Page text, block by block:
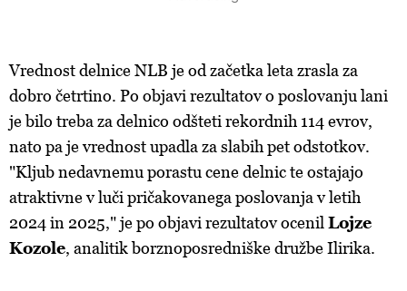
Vrednost delnice NLB je od začetka leta zrasla za
dobro četrtino. Po objavi rezultatov o poslovanju lani
je bilo treba za delnico odšteti rekordnih 114 evrov,
nato pa je vrednost upadla za slabih pet odstotkov.
"Kljub nedavnemu porastu cene delnic te ostajajo
atraktivne v luči pričakovanega poslovanja v letih
2024 in 2025," je po objavi rezultatov ocenil Lojze
Kozole, analitik borznoposredniške družbe Ilirika.